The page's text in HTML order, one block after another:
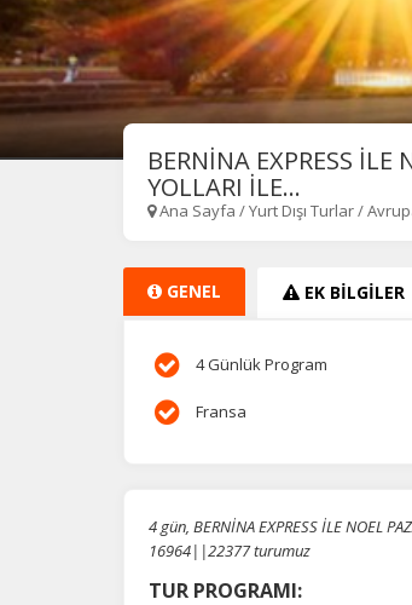
BERNİNA EXPRESS İLE
YOLLARI İLE...
Ana Sayfa /Yurt Dışı Turlar/
GENEL EK BİLGİLER
4 Günlük Program
Fransa
4 gün, BERNİNA EXPRESS İLE NOEL
16964||22377 turumuz
TUR PROGRAMI: